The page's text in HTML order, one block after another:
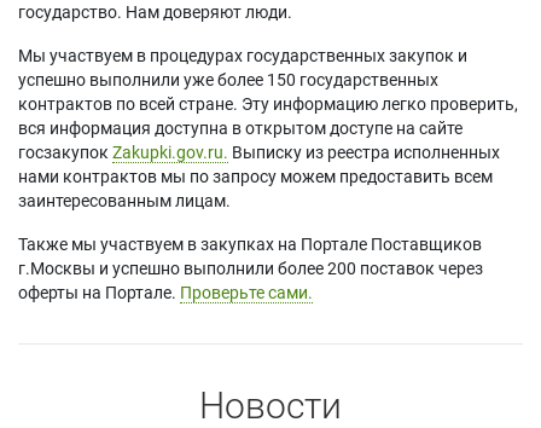
государство. Нам доверяют люди.
Мы участвуем в процедурах государственных закупок и
успешно выполнили уже более 150 государственных
контрактов по всей стране. Эту информацию легко проверить,
вся информация доступна в открытом доступе на сайте
госзакупок Zakupki.gov.ru. Выписку из реестра исполненных
нами контрактов мы по запросу можем предоставить всем
заинтересованным лицам.
Также мы участвуем в закупках на Портале Поставщиков
г.Москвы и успешно выполнили более 200 поставок через
оферты на Портале. Проверьте сами.
Новости